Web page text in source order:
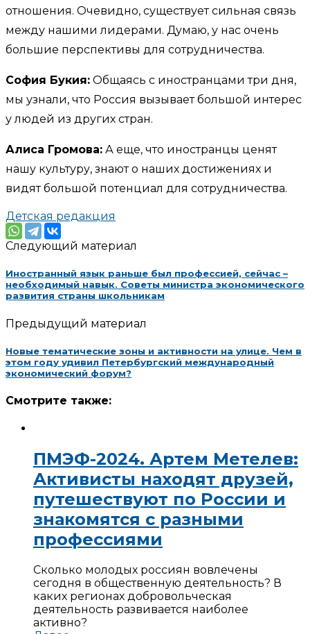
отношения. Очевидно, существует сильная связь
между нашими лидерами. Думаю, у нас очень
большие перспективы для сотрудничества.
София Букия: Общаясь с иностранцами три дня,
мы узнали, что Россия вызывает большой интерес
у людей из других стран.
Алиса Громова: А еще, что иностранцы ценят
нашу культуру, знают о наших достижениях и
видят большой потенциал для сотрудничества.
Детская редакция
Следующий материал
Иностранный язык раньше был профессией, сейчас –
необходимый навык. Советы министра экономического
развития страны школьникам
Предыдущий материал
Новые тематические зоны и активности на улице. Чем в
этом году удивил Петербургский международный
экономический форум?
Смотрите также:
ПМЭФ-2024. Артем Метелев:
Активисты находят друзей,
путешествуют по России и
знакомятся с разными
профессиями
Сколько молодых россиян вовлечены
сегодня в общественную деятельность? В
каких регионах добровольческая
деятельность развивается наиболее
активно?